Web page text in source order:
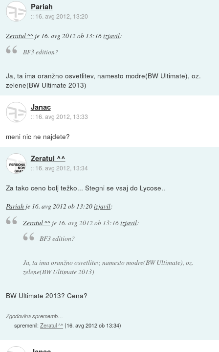
Pariah
:: 16. avg 2012, 13:20
Zeratul ^^ je 16. avg 2012 ob 13:16izjavil:
BF3 edition?
Ja, ta ima oranžno osvetlitev, namesto modre(BW Ultimate), oz.
zelene(BW Ultimate 2013)
Janac
:: 16. avg 2012, 13:33
meni nic ne najdete?
Zeratul ^^
:: 16. avg 2012, 13:34
Za tako ceno bolj težko... Stegni se vsaj do Lycose..
Pariah je 16. avg 2012 ob 13:20izjavil:
Zeratul ^^je 16. avg 2012 ob 13:16izjavil:
BF3 edition?
Ja, ta ima oranžno osvetlitev, namesto modre(BW Ultimate), oz.
zelene(BW Ultimate 2013)
BW Ultimate 2013? Cena?
Zgodovina sprememb…
spremenil:Zeratul ^^(16. avg 2012 ob 13:34)